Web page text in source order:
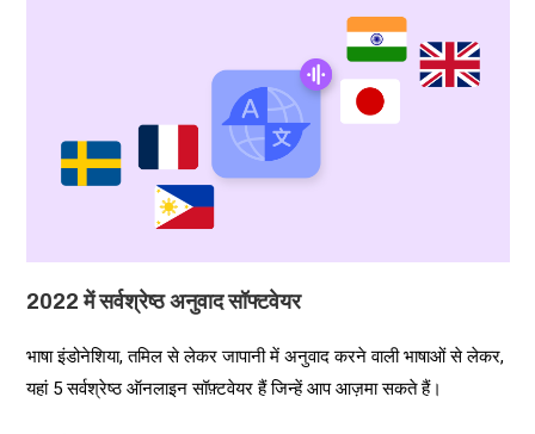
2022 में सर्वश्रेष्ठ अनुवाद सॉफ्टवेयर
भाषा इंडोनेशिया, तमिल से लेकर जापानी में अनुवाद करने वाली भाषाओं से लेकर,
यहां 5 सर्वश्रेष्ठ ऑनलाइन सॉफ़्टवेयर हैं जिन्हें आप आज़मा सकते हैं।